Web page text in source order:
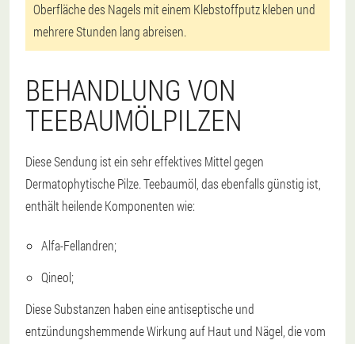
Oberfläche des Nagels mit einem Klebstoffputz kleben und
mehrere Stunden lang abreisen.
BEHANDLUNG VON
TEEBAUMÖLPILZEN
Diese Sendung ist ein sehr effektives Mittel gegen
Dermatophytische Pilze. Teebaumöl, das ebenfalls günstig ist,
enthält heilende Komponenten wie:
Alfa-Fellandren;
Qineol;
Diese Substanzen haben eine antiseptische und
entzündungshemmende Wirkung auf Haut und Nägel, die vom